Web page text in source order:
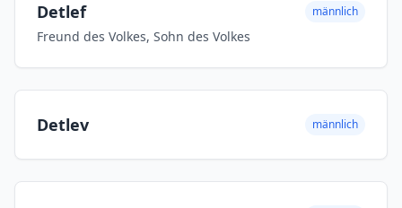
Detlef männlich
Freund des Volkes, Sohn des Volkes
Detlev männlich